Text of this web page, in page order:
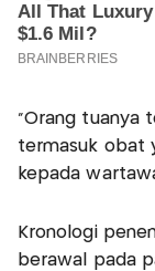
"Orang tuanya
termasuk obat
kepada
Kronologi
berawal pada